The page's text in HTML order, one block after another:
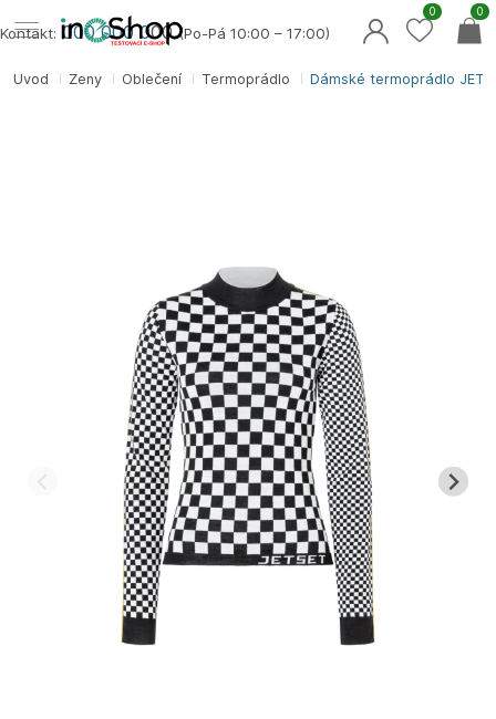
Úvod Ženy Oblečení Termoprádlo Dámské termoprádlo JET
Kontakt: 000 000 000(Po-Pá 10:00 – 17:00)
0
0